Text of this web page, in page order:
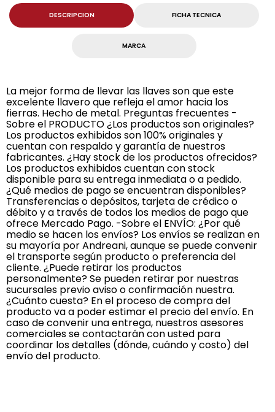
DESCRIPCION FICHA TECNICA
MARCA
La mejor forma de llevar las llaves son que este
excelente llavero que refleja el amor hacia los
fierras. Hecho de metal. Preguntas frecuentes -
Sobre el PRODUCTO ¿Los productos son originales?
Los productos exhibidos son 100% originales y
cuentan con respaldo y garantía de nuestros
fabricantes. ¿Hay stock de los productos ofrecidos?
Los productos exhibidos cuentan con stock
disponible para su entrega inmediata o a pedido.
¿Qué medios de pago se encuentran disponibles?
Transferencias o depósitos, tarjeta de crédico o
débito y a través de todos los medios de pago que
ofrece Mercado Pago. -Sobre el ENVÍO: ¿Por qué
medio se hacen los envíos? Los envíos se realizan en
su mayoría por Andreani, aunque se puede convenir
el transporte según producto o preferencia del
cliente. ¿Puede retirar los productos
personalmente? Se pueden retirar por nuestras
sucursales previo aviso o confirmación nuestra.
¿Cuánto cuesta? En el proceso de compra del
producto va a poder estimar el precio del envío. En
caso de convenir una entrega, nuestros asesores
comerciales se contactarán con usted para
coordinar los detalles (dónde, cuándo y costo) del
envío del producto.